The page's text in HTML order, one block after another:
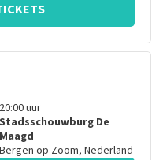
20:00uur
Stadsschouwburg De
Maagd
Bergen op Zoom, Nederland